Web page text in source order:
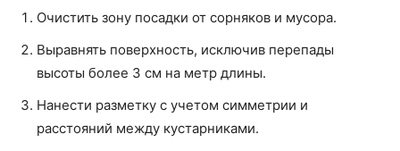
Очистить зону посадки от сорняков и мусора.
Выравнять поверхность, исключив перепады
высоты более 3 см на метр длины.
Нанести разметку с учетом симметрии и
расстояний между кустарниками.